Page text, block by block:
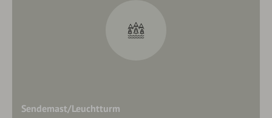
Sendemast/Leuchtturm